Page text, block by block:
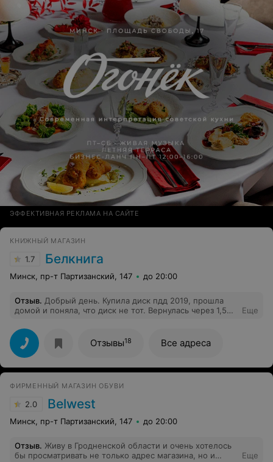
ЭФФЕКТИВНАЯ РЕКЛАМА НА САЙТЕ
КНИЖНЫЙ МАГАЗИН
1.7 Белкнига
Минск, пр-т Партизанский, 147 до 20:00
Отзыв. Добрый день. Купила диск пдд 2019, прошла
домой и поняла, что диск не тот. Вернулась через 1,5
упакован в герметичную упаковку, что и создаёт
трудности. Я им не пользовалась, даже не открывала
упаковку, но доказать это им невозможно. Товар в
перечне невозвратных товаров! Поэтому на будущее,
сделайте герметичную или какую-либо упаковку, по
употреблении. Очень неприятное впечатление, хотя
раньше была их покупателем. Сейчас - не
рекомендую!
Еще
Отзывы18 Все адреса
ФИРМЕННЫЙ МАГАЗИН ОБУВИ
2.0 Belwest
Минск, пр-т Партизанский, 147 до 20:00
Отзыв. Живу в Гродненской области и очень хотелось
бы просматривать не только адрес магазина, но и
Еще